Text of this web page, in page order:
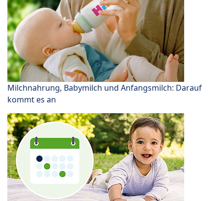
Milchnahrung, Babymilch und Anfangsmilch: Darauf
kommt es an